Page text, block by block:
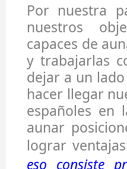
Por nuestra
nuestros
capaces de
y trabajarlas
dejar a un
hacer llegar
españoles en
aunar
lograr
eso consiste